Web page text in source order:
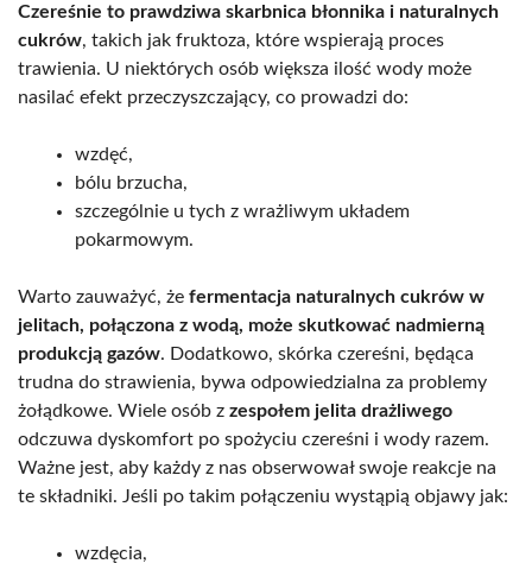
Czereśnie to prawdziwa skarbnica błonnika i naturalnych
cukrów, takich jak fruktoza, które wspierają proces
trawienia. U niektórych osób większa ilość wody może
nasilać efekt przeczyszczający, co prowadzi do:
wzdęć,
bólu brzucha,
szczególnie u tych z wrażliwym układem
pokarmowym.
Warto zauważyć, że fermentacja naturalnych cukrów w
jelitach, połączona z wodą, może skutkować nadmierną
produkcją gazów. Dodatkowo, skórka czereśni, będąca
trudna do strawienia, bywa odpowiedzialna za problemy
żołądkowe. Wiele osób z zespołem jelita drażliwego
odczuwa dyskomfort po spożyciu czereśni i wody razem.
Ważne jest, aby każdy z nas obserwował swoje reakcje na
te składniki. Jeśli po takim połączeniu wystąpią objawy jak:
wzdęcia,